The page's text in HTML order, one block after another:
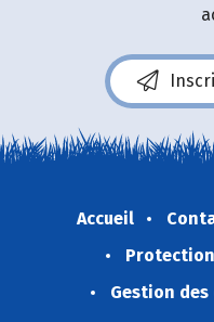
Accueil
Gestion des